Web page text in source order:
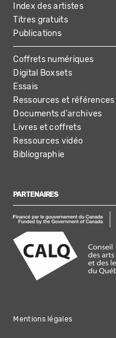
Index des artistes
Titres gratuits
Publications
Coffrets numériques
Digital Boxsets
Essais
Ressources et références
Documents d'archives
Livres et coffrets
Ressources vidéo
Bibliographie
PARTENAIRES
Mentions légales